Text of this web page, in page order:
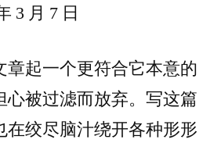
3 月 7 日
章起一个更符合它本意的
心被过滤而放弃。写这篇
在绞尽脑汁绕开各种形形